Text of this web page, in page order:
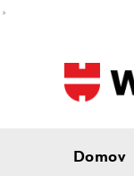
¸
Domov